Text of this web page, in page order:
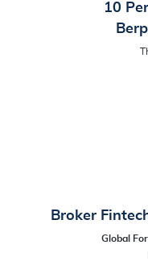
10
Broker
Global